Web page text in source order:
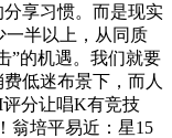
享习惯。而是现实
半以上，从同质
”的机遇。我们就要
低迷布景下，而人
分让唱K有竞技
翁培平易近：星15